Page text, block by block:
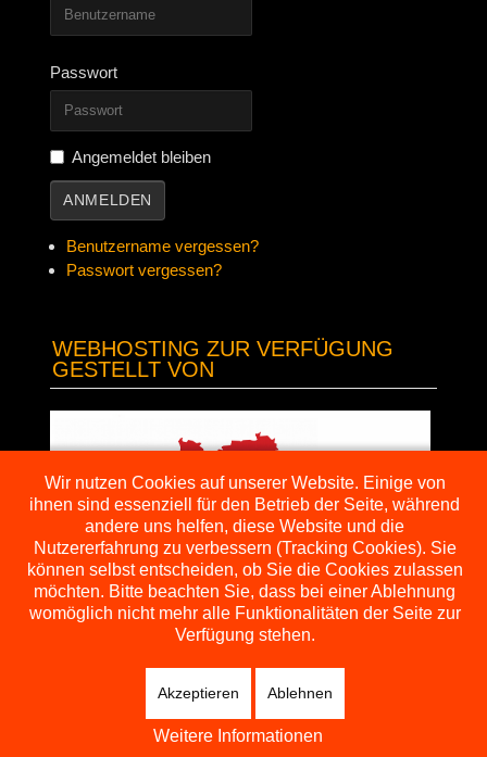
Passwort
Angemeldet bleiben
ANMELDEN
Benutzername vergessen?
Passwort vergessen?
WEBHOSTING ZUR VERFÜGUNG
GESTELLT VON
Wir nutzen Cookies auf unserer Website. Einige von
ihnen sind essenziell für den Betrieb der Seite, während
andere uns helfen, diese Website und die
Nutzererfahrung zu verbessern (Tracking Cookies). Sie
können selbst entscheiden, ob Sie die Cookies zulassen
möchten. Bitte beachten Sie, dass bei einer Ablehnung
womöglich nicht mehr alle Funktionalitäten der Seite zur
Verfügung stehen.
Akzeptieren Ablehnen
Weitere Informationen